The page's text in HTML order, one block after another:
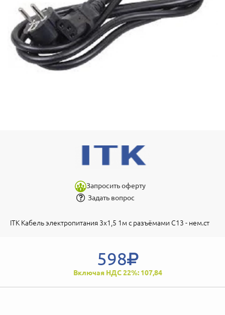
Запросить оферту
Задать вопрос
ITK Кабель электропитания 3х1,5 1м с разъёмами С13 - нем.ст
598
Включая НДС 22%: 107,84